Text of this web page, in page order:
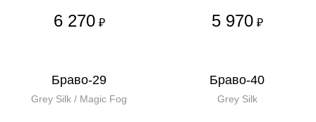
6 270 ₽ 5 970 ₽
Браво-29
Grey Silk / Magic Fog
Браво-40
Grey Silk